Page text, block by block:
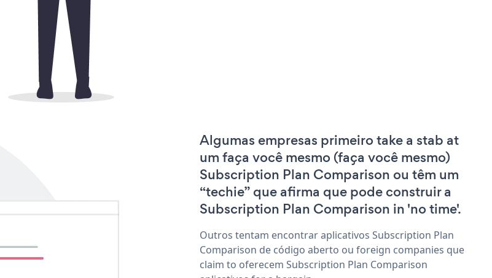
Algumas empresas primeiro take a stab at
um faça você mesmo (faça você mesmo)
Subscription Plan Comparison ou têm um
“techie” que afirma que pode construir a
Subscription Plan Comparison in 'no time'.
Outros tentam encontrar aplicativos Subscription Plan
Comparison de código aberto ou foreign companies que
claim to oferecem Subscription Plan Comparison